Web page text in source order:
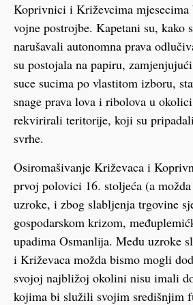
Koprivnici i Križevcima mjesecima
vojne postrojbe. Kapetani su, kako
narušavali autonomna prava
su postojala na papiru,
suce sucima po vlastitom izboru,
snage prava lova i ribolova u
rekvirirali teritorije, koji su
svrhe.
Osiromašivanje Križevaca i
prvoj polovici 16. stoljeća (a
uzroke, i zbog slabljenja trgovine
gospodarskom krizom,
upadima Osmanlija. Među uzroke
i Križevaca možda bismo mogli
svojoj najbližoj okolini nisu imali
kojima bi služili svojim središnjim